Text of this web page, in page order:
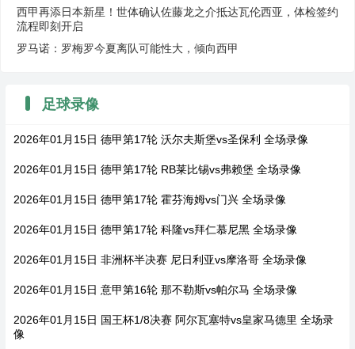
西甲再添日本新星！世体确认佐藤龙之介抵达瓦伦西亚，体检签约
流程即刻开启
罗马诺：罗梅罗今夏离队可能性大，倾向西甲
足球录像
2026年01月15日 德甲第17轮 沃尔夫斯堡vs圣保利 全场录像
2026年01月15日 德甲第17轮 RB莱比锡vs弗赖堡 全场录像
2026年01月15日 德甲第17轮 霍芬海姆vs门兴 全场录像
2026年01月15日 德甲第17轮 科隆vs拜仁慕尼黑 全场录像
2026年01月15日 非洲杯半决赛 尼日利亚vs摩洛哥 全场录像
2026年01月15日 意甲第16轮 那不勒斯vs帕尔马 全场录像
2026年01月15日 国王杯1/8决赛 阿尔瓦塞特vs皇家马德里 全场录
像